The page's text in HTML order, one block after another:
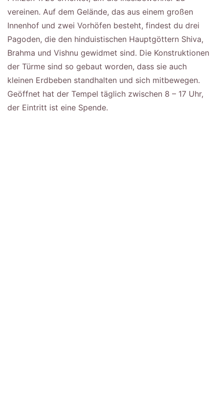
vereinen. Auf dem Gelände, das aus einem großen
Innenhof und zwei Vorhöfen besteht, findest du drei
Pagoden, die den hinduistischen Hauptgöttern Shiva,
Brahma und Vishnu gewidmet sind. Die Konstruktionen
der Türme sind so gebaut worden, dass sie auch
kleinen Erdbeben standhalten und sich mitbewegen.
Geöffnet hat der Tempel täglich zwischen 8 – 17 Uhr,
der Eintritt ist eine Spende.